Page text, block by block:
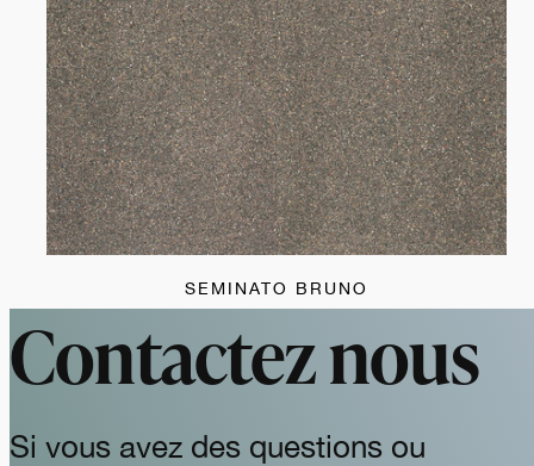
SEMINATO BRUNO
Contactez nous
Si vous avez des questions ou